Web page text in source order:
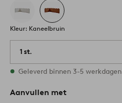
Kleur: Kaneelbruin
1 st.
Op voorraad
Geleverd binnen 3-5 werkdagen
Aanvullen met